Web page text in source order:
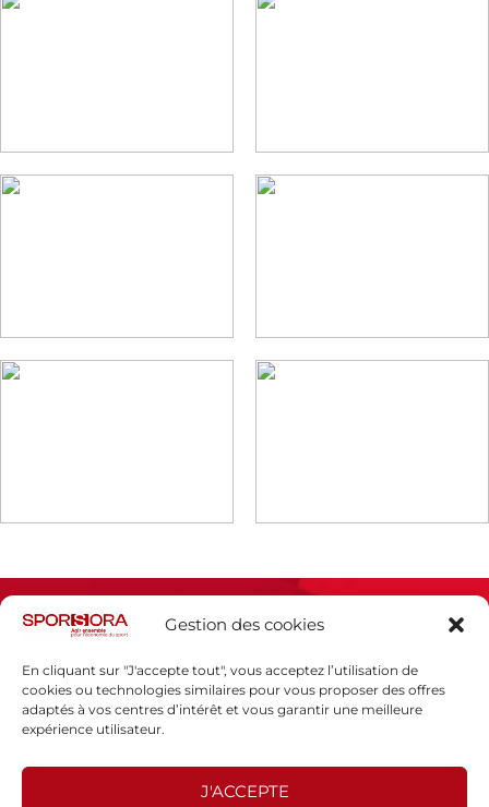
Gestion des cookies
En cliquant sur "J'accepte tout", vous acceptez l’utilisation de
cookies ou technologies similaires pour vous proposer des offres
adaptés à vos centres d’intérêt et vous garantir une meilleure
expérience utilisateur.
J'ACCEPTE
Espace presse
Politique de confidentialité